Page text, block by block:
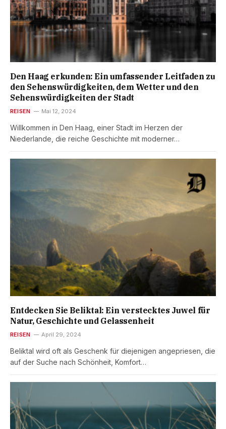
Den Haag erkunden: Ein umfassender Leitfaden zu
den Sehenswürdigkeiten, dem Wetter und den
Sehenswürdigkeiten der Stadt
REISEN Mai 12, 2024
Willkommen in Den Haag, einer Stadt im Herzen der
Niederlande, die reiche Geschichte mit moderner…
Entdecken Sie Beliktal: Ein verstecktes Juwel für
Natur, Geschichte und Gelassenheit
REISEN April 29, 2024
Beliktal wird oft als Geschenk für diejenigen angepriesen, die
auf der Suche nach Schönheit, Komfort…